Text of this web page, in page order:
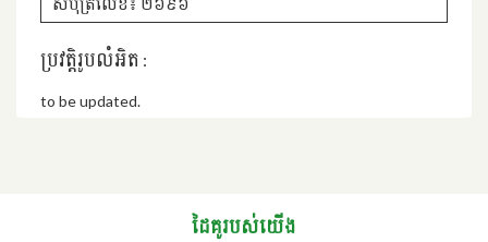
សំបុត្រលេខ៖ ២៦៩៦
ប្រវត្តិរូបលំអិត :
to be updated.
ដៃគូរបស់យើង